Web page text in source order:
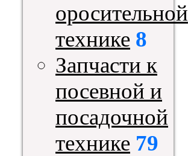
оросительной
технике 8
Запчасти к
посевной и
посадочной
технике 79